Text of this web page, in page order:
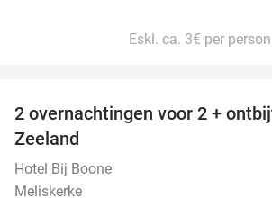
Eskl. ca. 3€ per
2 overnachtingen voor 2 +
Zeeland
Hotel Bij Boone
Meliskerke